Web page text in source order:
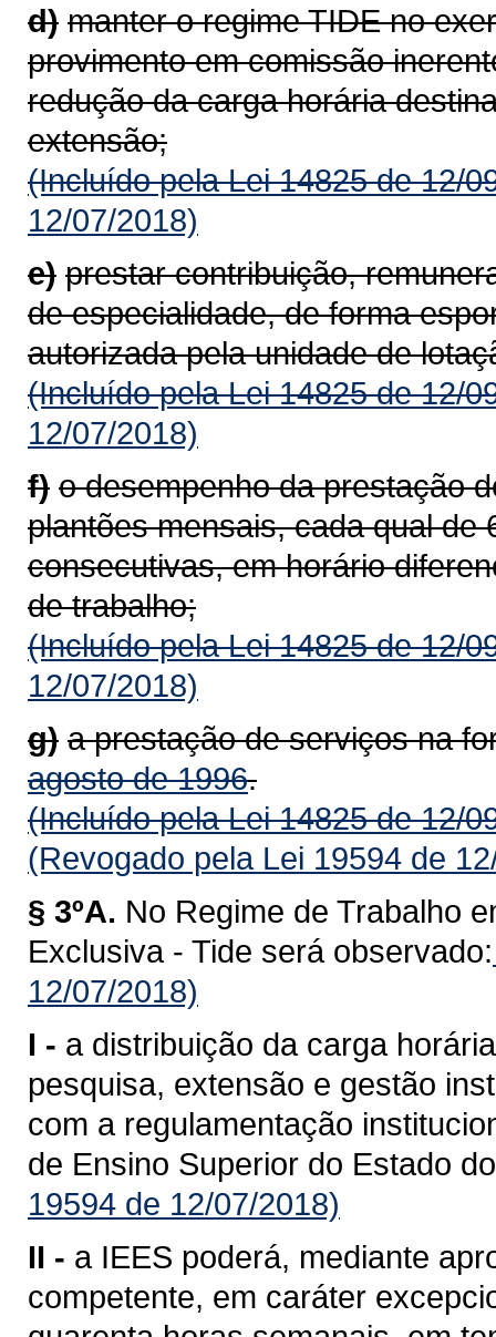
d) manter o regime TIDE no
provimento em comissão
redução da carga horária
extensão;
(Incluído pela Lei 14825 de 12/
12/07/2018)
e) prestar contribuição,
de especialidade, de forma
autorizada pela unidade de
(Incluído pela Lei 14825 de 12/
12/07/2018)
f) o desempenho da prestação
plantões mensais, cada qual de
consecutivas, em horário
de trabalho;
(Incluído pela Lei 14825 de 12/
12/07/2018)
g) a prestação de serviços na
agosto de 1996.
(Incluído pela Lei 14825 de 12/
(Revogado pela Lei 19594 de
§ 3ºA. No Regime de Trabalho
Exclusiva - Tide será observado:
12/07/2018)
I - a distribuição da carga
pesquisa, extensão e gestão
com a regulamentação
de Ensino Superior do Estado
19594 de 12/07/2018)
II - a IEES poderá, mediante
competente, em caráter